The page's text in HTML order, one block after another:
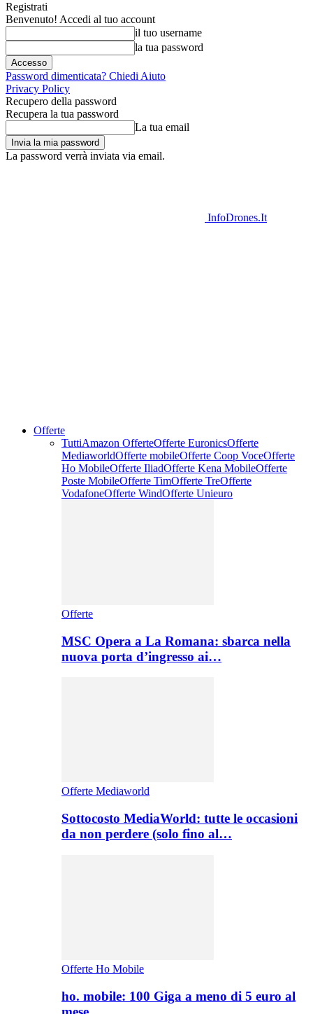
Registrati
Benvenuto! Accedi al tuo account
il tuo username
la tua password
Password dimenticata? Chiedi Aiuto
Privacy Policy
Recupero della password
Recupera la tua password
La tua email
La password verrà inviata via email.
InfoDrones.It
Offerte
TuttiAmazon OfferteOfferte EuronicsOfferte
MediaworldOfferte mobileOfferte Coop VoceOfferte
Ho MobileOfferte IliadOfferte Kena MobileOfferte
Poste MobileOfferte TimOfferte TreOfferte
VodafoneOfferte WindOfferte Unieuro
Offerte
MSC Opera a La Romana: sbarca nella
nuova porta d’ingresso ai…
Offerte Mediaworld
Sottocosto MediaWorld: tutte le occasioni
da non perdere (solo fino al…
Offerte Ho Mobile
ho. mobile: 100 Giga a meno di 5 euro al